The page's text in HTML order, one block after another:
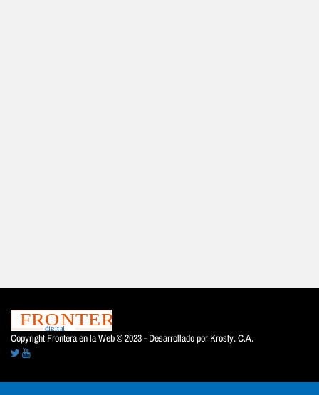
Copyright Frontera en la Web © 2023 - Desarrollado por Krosfy. C.A.